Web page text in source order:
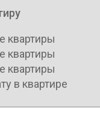
квартиры
квартиры
квартиры
в квартире